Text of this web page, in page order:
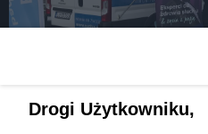
Drogi Użytkowniku,